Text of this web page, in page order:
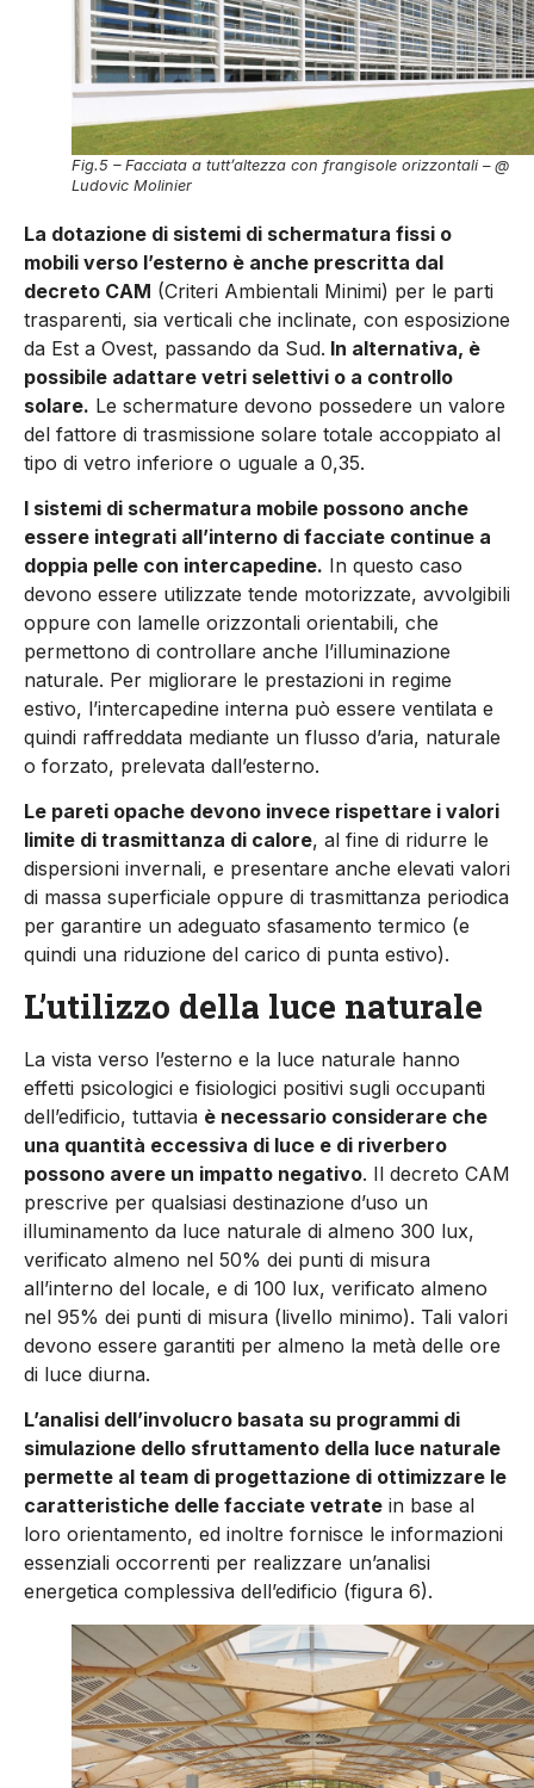
Fig.5 – Facciata a tutt’altezza con frangisole orizzontali – @
Ludovic Molinier
La dotazione di sistemi di schermatura fissi o
mobili verso l’esterno è anche prescritta dal
decreto CAM (Criteri Ambientali Minimi) per le parti
trasparenti, sia verticali che inclinate, con esposizione
da Est a Ovest, pas­sando da Sud. In alternativa, è
possibile adattare vetri selettivi o a controllo
solare. Le schermature devono possedere un valore
del fattore di trasmissione solare totale accoppiato al
tipo di vetro inferiore o uguale a 0,35.
I sistemi di schermatura mobile possono anche
essere integrati all’interno di facciate continue a
doppia pelle con intercapedine. In questo caso
devono essere utilizzate tende motorizzate, av­volgibili
oppure con lamelle orizzontali orientabili, che
permetto­no di controllare anche l’illuminazione
naturale. Per migliorare le prestazioni in regime
estivo, l’intercapedine interna può essere ventilata e
quindi raffreddata mediante un flusso d’aria, naturale
o forzato, pre­levata dall’esterno.
Le pareti opache devono invece rispetta­re i valori
limite di trasmittanza di calore, al fine di ridurre le
dispersioni invernali, e presentare anche elevati valori
di mas­sa superficiale oppure di trasmittanza periodica
per garantire un adeguato sfa­samento termico (e
quindi una riduzione del carico di punta estivo).
L’utilizzo della luce naturale
La vista verso l’esterno e la luce naturale hanno
effetti psicologici e fisiologici positivi sugli occupanti
dell’edificio, tuttavia è neces­sario considerare che
una quantità eccessiva di luce e di riverbe­ro
possono avere un impatto negativo. Il decreto CAM
prescrive per qualsiasi destinazione d’uso un
illuminamento da luce na­turale di almeno 300 lux,
verificato almeno nel 50% dei punti di misura
all’interno del locale, e di 100 lux, verificato almeno
nel 95% dei punti di misura (livello minimo). Tali valori
devono essere garantiti per almeno la metà delle ore
di luce diurna.
L’analisi dell’involucro basata su programmi di
simulazione del­lo sfruttamento della luce naturale
permette al team di proget­tazione di ottimizzare le
caratteristiche delle facciate vetrate in base al
loro orientamento, ed inoltre fornisce le informazioni
es­senziali occorrenti per realizzare un’analisi
energetica comples­siva dell’edificio (figura 6).